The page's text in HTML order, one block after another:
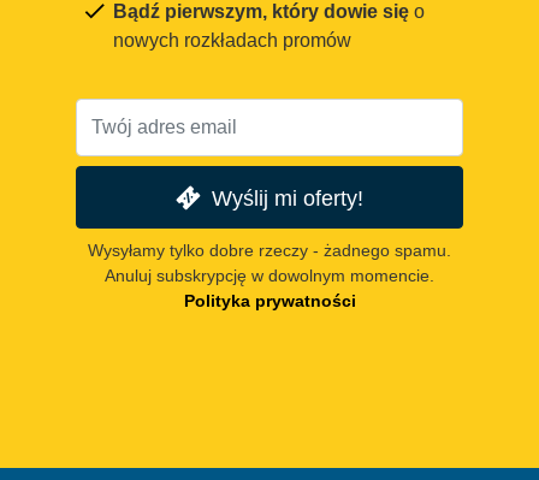
Bądź pierwszym, który dowie się o
nowych rozkładach promów
Wyślij mi oferty!
Wysyłamy tylko dobre rzeczy - żadnego spamu.
Anuluj subskrypcję w dowolnym momencie.
Polityka prywatności